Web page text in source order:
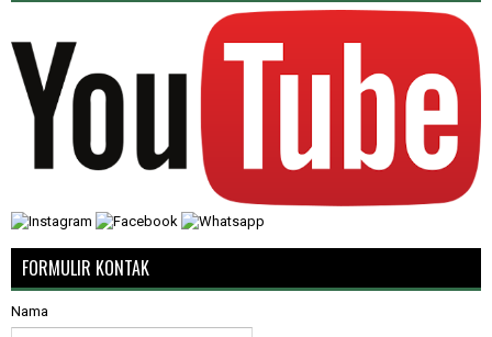
FORMULIR KONTAK
Nama